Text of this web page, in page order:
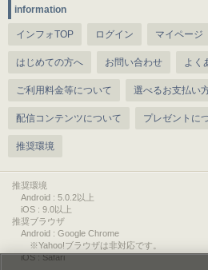
information
インフォTOP ログイン マイページ
はじめての方へ お問い合わせ よく
ご利用料金等について 選べるお支払い
配信コンテンツについて プレゼントに
推奨環境
推奨環境
Android : 5.0.2以上
iOS : 9.0以上
推奨ブラウザ
Android : Google Chrome
※Yahoo!ブラウザは非対応です。
iOS : Safari